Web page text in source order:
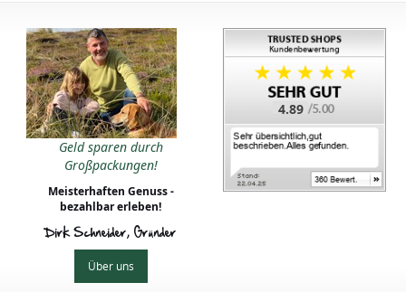
Geld sparen durch
Großpackungen!
Meisterhaften Genuss -
bezahlbar erleben!
Dirk Schneider, Gründer
Über uns
4.89